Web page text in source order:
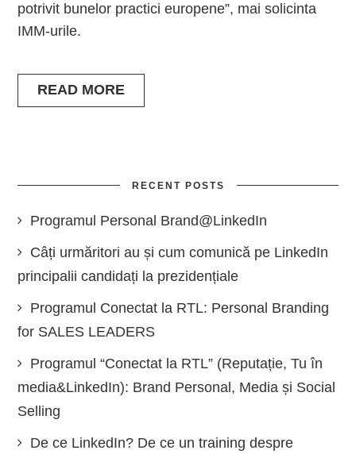
potrivit bunelor practici europene”, mai solicinta
IMM-urile.
READ MORE
RECENT POSTS
Programul Personal Brand@LinkedIn
Câți urmăritori au și cum comunică pe LinkedIn
principalii candidați la prezidențiale
Programul Conectat la RTL: Personal Branding
for SALES LEADERS
Programul “Conectat la RTL” (Reputație, Tu în
media&LinkedIn): Brand Personal, Media și Social
Selling
De ce LinkedIn? De ce un training despre